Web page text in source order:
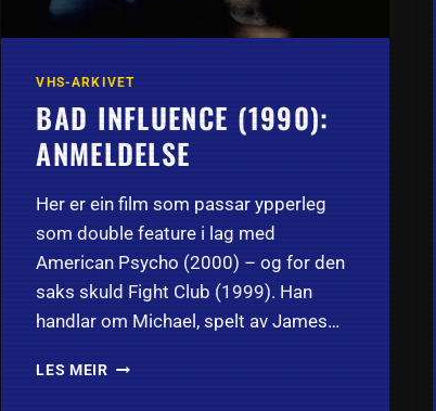
VHS-ARKIVET
BAD INFLUENCE (1990):
ANMELDELSE
Her er ein film som passar ypperleg
som double feature i lag med
American Psycho (2000) – og for den
saks skuld Fight Club (1999). Han
handlar om Michael, spelt av James…
LES MEIRBAD